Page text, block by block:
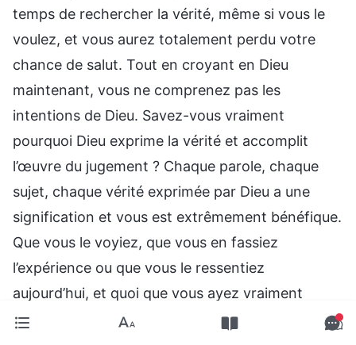
temps de rechercher la vérité, même si vous le
voulez, et vous aurez totalement perdu votre
chance de salut. Tout en croyant en Dieu
maintenant, vous ne comprenez pas les
intentions de Dieu. Savez-vous vraiment
pourquoi Dieu exprime la vérité et accomplit
l’œuvre du jugement ? Chaque parole, chaque
sujet, chaque vérité exprimée par Dieu a une
signification et vous est extrêmement bénéfique.
Que vous le voyiez, que vous en fassiez
l’expérience ou que vous le ressentiez
aujourd’hui, et quoi que vous ayez vraiment
acquis au jour d’aujourd’hui, au bout de trois à